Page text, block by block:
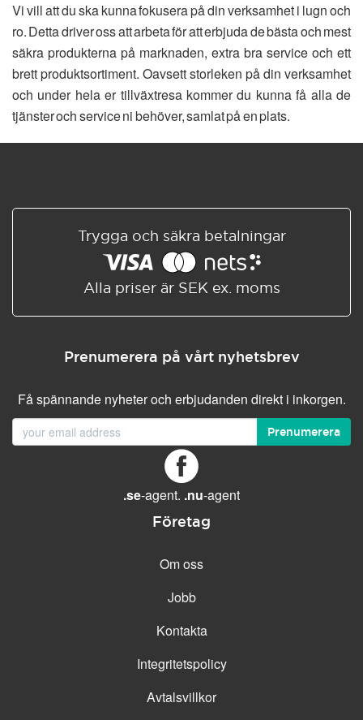
Vi vill att du ska kunna fokusera på din verksamhet i lugn och
ro. Detta driver oss att arbeta för att erbjuda de bästa och mest
säkra produkterna på marknaden, extra bra service och ett
brett produktsortiment. Oavsett storleken på din verksamhet
och under hela er tillväxtresa kommer du kunna få alla de
tjänster och service ni behöver, samlat på en plats.
Trygga och säkra betalningar
Alla priser är SEK ex. moms
Prenumerera på vårt nyhetsbrev
Få spännande nyheter och erbjudanden direkt i inkorgen.
Prenumerera
.se-agent. .nu-agent
Företag
Om oss
Jobb
Kontakta
Integritetspolicy
Avtalsvillkor